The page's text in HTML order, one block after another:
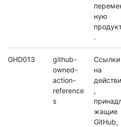
ную
.
GHD013
github-
owned-
action-
reference
s
Ссылки
на
,
жащие
GitHub,